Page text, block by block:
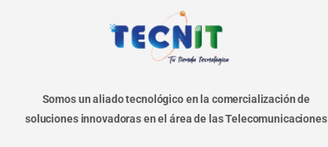
Somos un aliado tecnológico en la comercialización de
soluciones innovadoras en el área de las Telecomunicaciones